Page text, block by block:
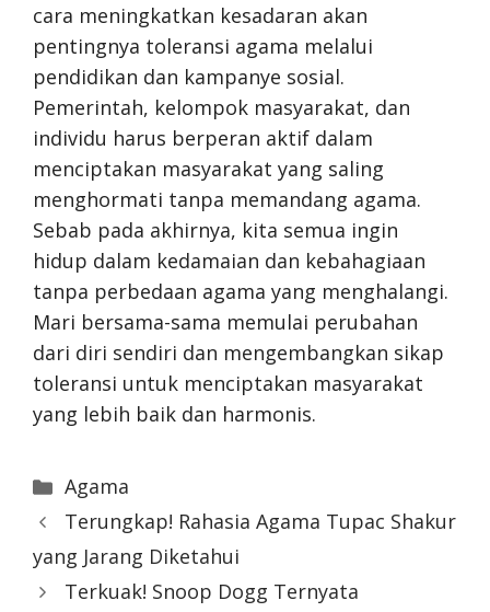
cara meningkatkan kesadaran akan
pentingnya toleransi agama melalui
pendidikan dan kampanye sosial.
Pemerintah, kelompok masyarakat, dan
individu harus berperan aktif dalam
menciptakan masyarakat yang saling
menghormati tanpa memandang agama.
Sebab pada akhirnya, kita semua ingin
hidup dalam kedamaian dan kebahagiaan
tanpa perbedaan agama yang menghalangi.
Mari bersama-sama memulai perubahan
dari diri sendiri dan mengembangkan sikap
toleransi untuk menciptakan masyarakat
yang lebih baik dan harmonis.
Categories
Agama
Terungkap! Rahasia Agama Tupac Shakur
yang Jarang Diketahui
Terkuak! Snoop Dogg Ternyata